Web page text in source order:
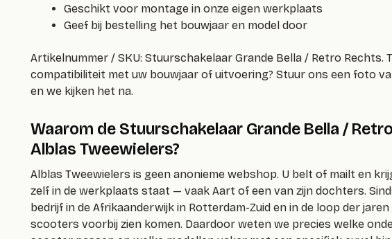
Geschikt voor montage in onze eigen werkplaats
Geef bij bestelling het bouwjaar en model door
Artikelnummer / SKU: Stuurschakelaar Grande Bella / Retro Rechts.
compatibiliteit met uw bouwjaar of uitvoering? Stuur ons een foto
en we kijken het na.
Waarom de Stuurschakelaar Grande Bella /
Alblas Tweewielers?
Alblas Tweewielers is geen anonieme webshop. U belt of mailt en
zelf in de werkplaats staat — vaak Aart of een van zijn dochters.
bedrijf in de Afrikaanderwijk in Rotterdam-Zuid en in de loop der
scooters voorbij zien komen. Daardoor weten we precies welke